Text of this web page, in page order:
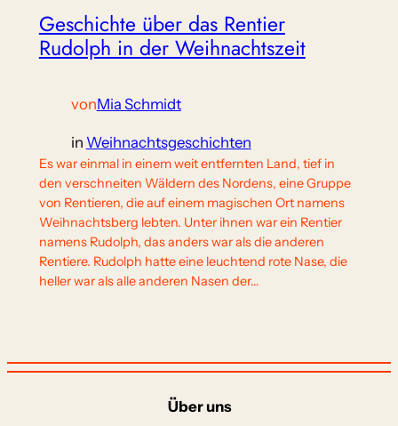
Geschichte über das Rentier
Rudolph in der Weihnachtszeit
vonMia Schmidt
in Weihnachtsgeschichten
Es war einmal in einem weit entfernten Land, tief in
den verschneiten Wäldern des Nordens, eine Gruppe
von Rentieren, die auf einem magischen Ort namens
Weihnachtsberg lebten. Unter ihnen war ein Rentier
namens Rudolph, das anders war als die anderen
Rentiere. Rudolph hatte eine leuchtend rote Nase, die
heller war als alle anderen Nasen der…
Über uns